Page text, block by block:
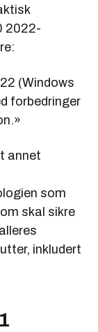
2022-
(Windows
forbedringer
annet
som
skal sikre
inkludert